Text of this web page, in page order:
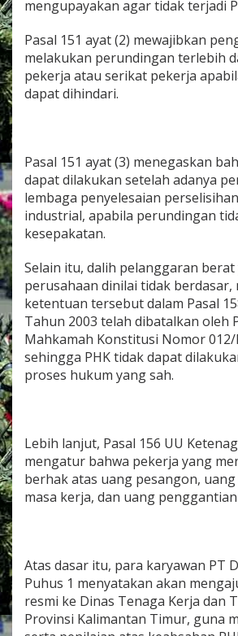
mengupayakan agar tidak terjadi
Pasal 151 ayat (2) mewajibkan
melakukan perundingan terlebih
pekerja atau serikat pekerja
dapat dihindari.
Pasal 151 ayat (3) menegaskan
dapat dilakukan setelah adanya
lembaga penyelesaian
industrial, apabila perundingan
kesepakatan.
Selain itu, dalih pelanggaran
perusahaan dinilai tidak berdasar,
ketentuan tersebut dalam Pasal
Tahun 2003 telah dibatalkan oleh
Mahkamah Konstitusi Nomor 012/
sehingga PHK tidak dapat
proses hukum yang sah.
Lebih lanjut, Pasal 156 UU
mengatur bahwa pekerja yang
berhak atas uang pesangon,
masa kerja, dan uang
Atas dasar itu, para karyawan PT
Puhus 1 menyatakan akan
resmi ke Dinas Tenaga Kerja dan
Provinsi Kalimantan Timur, guna